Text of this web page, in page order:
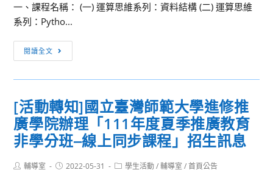
年
產
兵
試
辦
計
通
學
工
學
系
於
年
一、課程名稱： (一) 運算思維系列：資料結構 (二) 運算思維
系列：Pytho...
閱讀全文
動
轉
國
立
高
雄
師
[活動轉知]國立臺灣師範大學進修推
廣學院辦理「111年度夏季推廣教育
非學分班‒線上同步課程」招生訊息
Post輔導室
Post2022-05-31
Post學生活動 / 輔導室 / 首頁公告